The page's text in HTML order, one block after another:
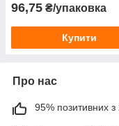
96,75 ₴/упаковка
Купити
Про нас
95% позитивних з